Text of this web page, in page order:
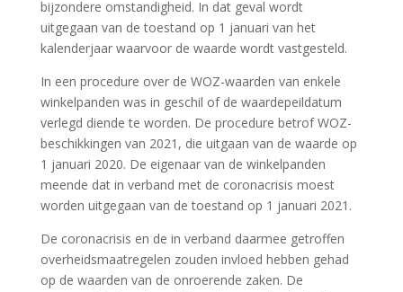
bijzondere omstandigheid. In dat geval wordt
uitgegaan van de toestand op 1 januari van het
kalenderjaar waarvoor de waarde wordt vastgesteld.
In een procedure over de WOZ-waarden van enkele
winkelpanden was in geschil of de waardepeildatum
verlegd diende te worden. De procedure betrof WOZ-
beschikkingen van 2021, die uitgaan van de waarde op
1 januari 2020. De eigenaar van de winkelpanden
meende dat in verband met de coronacrisis moest
worden uitgegaan van de toestand op 1 januari 2021.
De coronacrisis en de in verband daarmee getroffen
overheidsmaatregelen zouden invloed hebben gehad
op de waarden van de onroerende zaken. De